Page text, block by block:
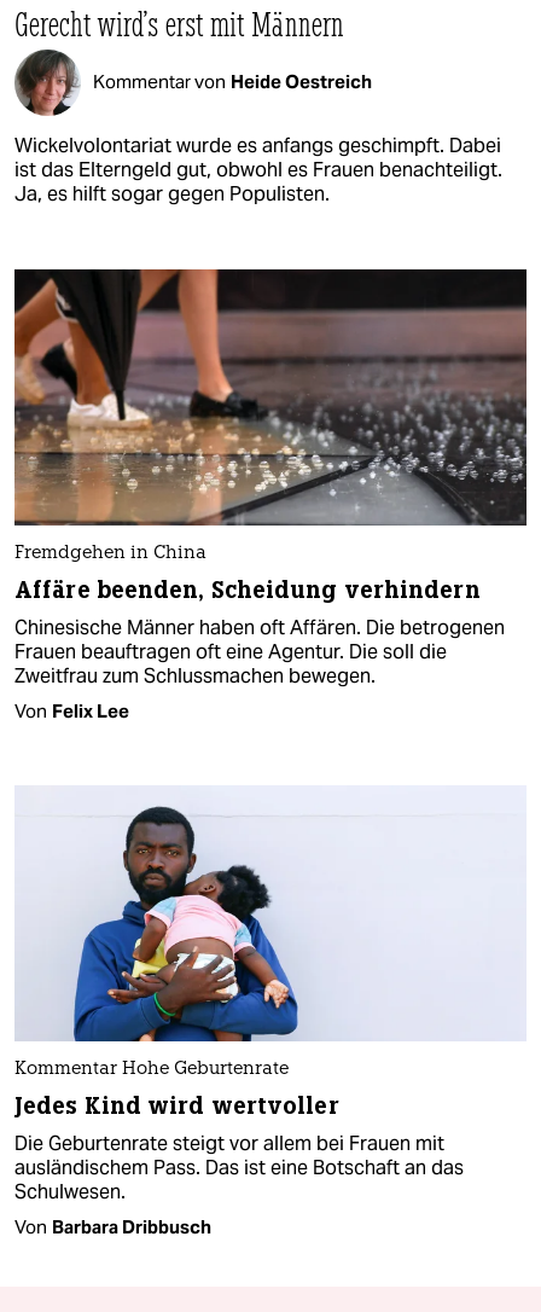
Gerecht wird's erst mit Männern
Kommentar von Heide Oestreich
Wickelvolontariat wurde es anfangs geschimpft. Dabei
ist das Elterngeld gut, obwohl es Frauen benachteiligt.
Ja, es hilft sogar gegen Populisten.
Fremdgehen in China
Affäre beenden, Scheidung verhindern
Chinesische Männer haben oft Affären. Die betrogenen
Frauen beauftragen oft eine Agentur. Die soll die
Zweitfrau zum Schlussmachen bewegen.
Von Felix Lee
Kommentar Hohe Geburtenrate
Jedes Kind wird wertvoller
Die Geburtenrate steigt vor allem bei Frauen mit
ausländischem Pass. Das ist eine Botschaft an das
Schulwesen.
Von Barbara Dribbusch